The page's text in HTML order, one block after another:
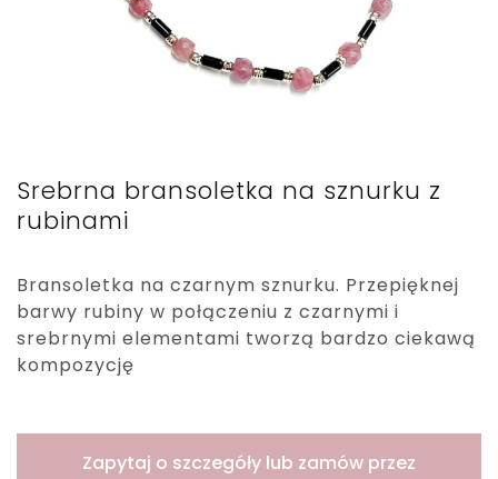
Srebrna bransoletka na sznurku z
rubinami
Bransoletka na czarnym sznurku. Przepięknej
barwy rubiny w połączeniu z czarnymi i
srebrnymi elementami tworzą bardzo ciekawą
kompozycję
Zapytaj o szczegóły lub zamów przez